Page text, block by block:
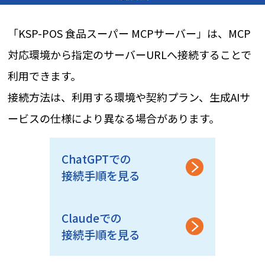
「KSP-POS 食品スーパー MCPサーバー」は、MCP
対応環境から指定のサーバーURLへ接続することで
利用できます。
接続方法は、利用する環境や契約プラン、生成AIサ
ービスの仕様により異なる場合があります。
ChatGPTでの
接続手順を見る
Claudeでの
接続手順を見る